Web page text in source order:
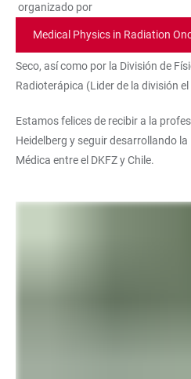
organizado por
Medical Physics in Radiation
Seco, así como por la División de
Radioterápica (Lider de la división
Estamos felices de recibir a la
Heidelberg y seguir desarrollando
Médica entre el DKFZ y Chile.